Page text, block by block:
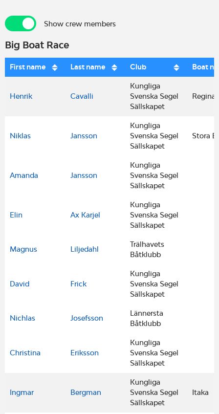
Show crew membersShow crew members
Big Boat Race
First name Last name Club Boat
Henrik Cavalli
Kungliga
Svenska Segel
Sällskapet
Regina
Niklas Jansson
Kungliga
Svenska Segel
Sällskapet
Stora
Amanda Jansson
Kungliga
Svenska Segel
Sällskapet
Elin Ax Karjel
Kungliga
Svenska Segel
Sällskapet
Magnus Liljedahl
Trälhavets
Båtklubb
David Frick
Kungliga
Svenska Segel
Sällskapet
Nichlas Josefsson
Lännersta
Båtklubb
Christina Eriksson
Kungliga
Svenska Segel
Sällskapet
Ingmar Bergman
Kungliga
Svenska Segel
Sällskapet
Itaka